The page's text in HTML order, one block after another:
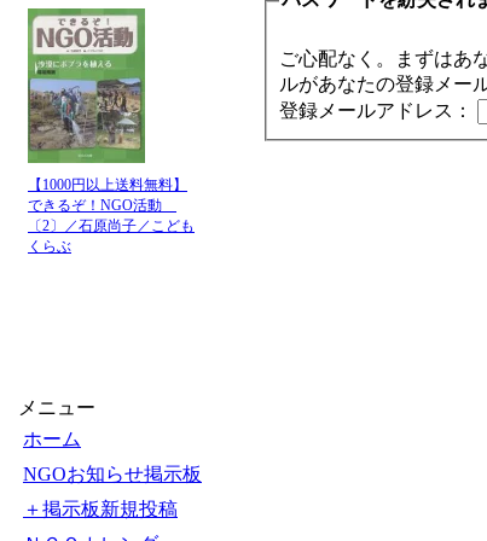
【1000円以上送料無料】
できるぞ！NGO活動
〔2〕／石原尚子／こども
くらぶ
メニュー
ホーム
NGOお知らせ掲示板
＋掲示板新規投稿
ご心配なく。まずはあ
ルがあなたの登録メー
登録メールアドレス：